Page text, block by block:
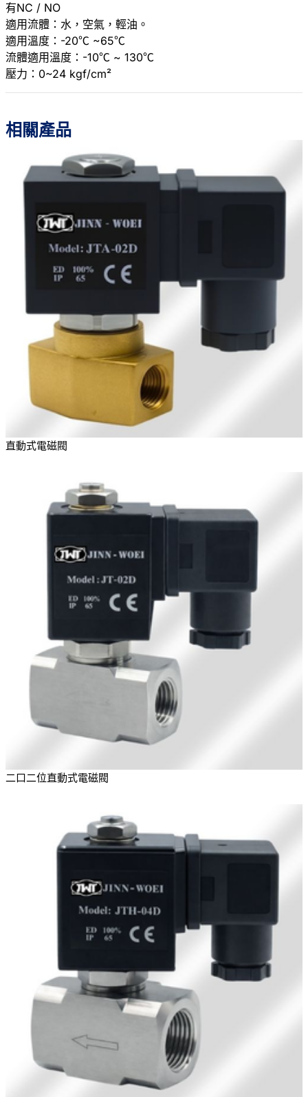
有NC / NO
適用流體：水，空氣，輕油。
適用溫度：-20℃ ~65℃
流體適用溫度：-10℃ ~ 130℃
壓力：0~24 kgf/cm²
相關產品
直動式電磁閥
二口二位直動式電磁閥